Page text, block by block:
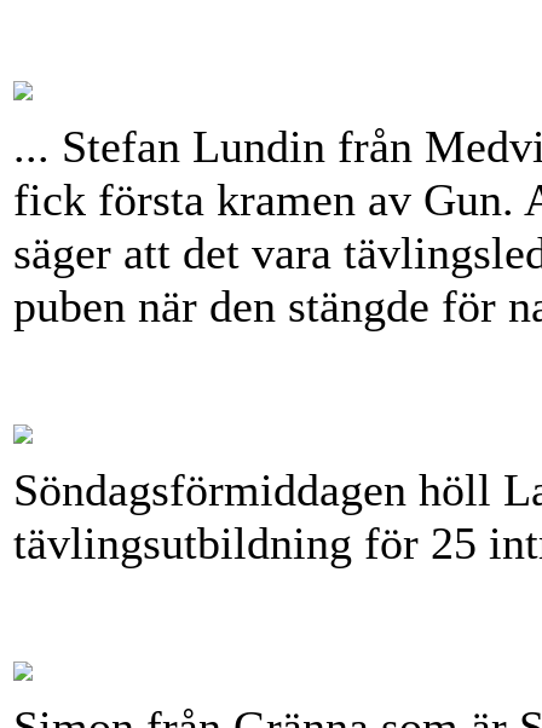
... Stefan Lundin från
fick första kramen av Gun.
säger att det vara
puben när den stängde för
Söndagsförmiddagen höll
tävlingsutbildning för 25